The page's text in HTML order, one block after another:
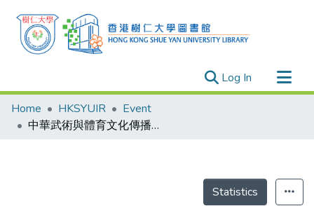
Log In (current)
Research Outputs
Researchers
Home HKSYUIR
Event
中華武術與體育文化傳播學術研討會
Statistics